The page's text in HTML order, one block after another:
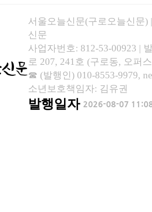
서울오늘신문(구로오늘신문)
신문
사업자번호: 812-53-00923 |
로 207, 241호 (구로동, 오퍼
☎ (발행인) 010-8553-9979,
소년보호책임자: 김유권
발행일자